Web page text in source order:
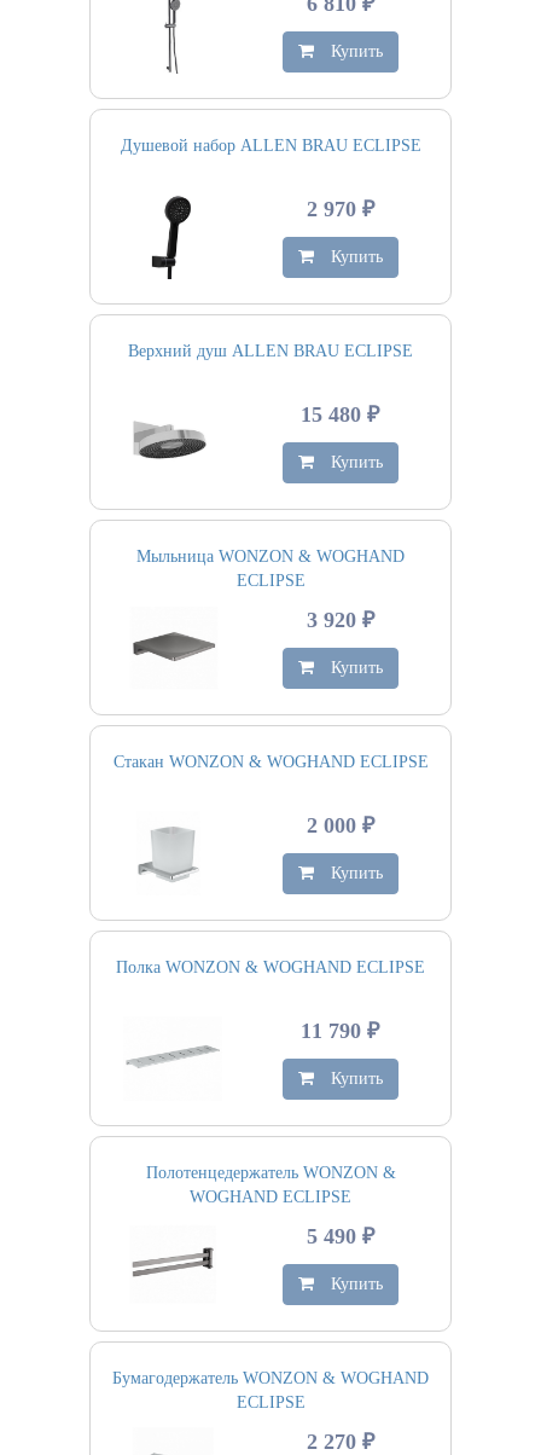
Купить
Душевой набор ALLEN BRAU ECLIPSE
2 970 ₽
Купить
Верхний душ ALLEN BRAU ECLIPSE
15 480 ₽
Купить
Мыльница WONZON & WOGHAND
ECLIPSE
3 920 ₽
Купить
Стакан WONZON & WOGHAND ECLIPSE
2 000 ₽
Купить
Полка WONZON & WOGHAND ECLIPSE
11 790 ₽
Купить
Полотенцедержатель WONZON &
WOGHAND ECLIPSE
5 490 ₽
Купить
Бумагодержатель WONZON & WOGHAND
ECLIPSE
2 270 ₽